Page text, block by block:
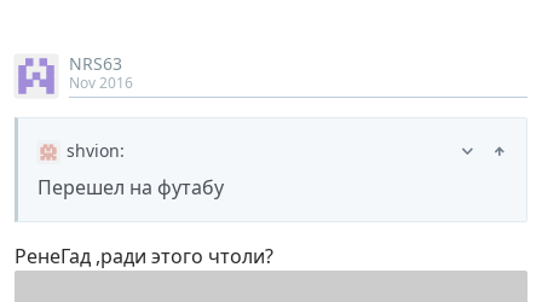
NRS63
Nov 2016
shvion:
Перешел на футабу
РенеГад ,ради этого чтоли?